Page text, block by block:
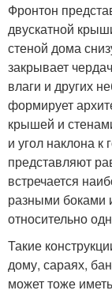
Фронтон
двускатной
стеной дома
закрывает
влаги и других
формирует
крышей и
и угол наклона
представляют
встречается
разными боками
относительно
Такие
дому, сараях,
может тоже